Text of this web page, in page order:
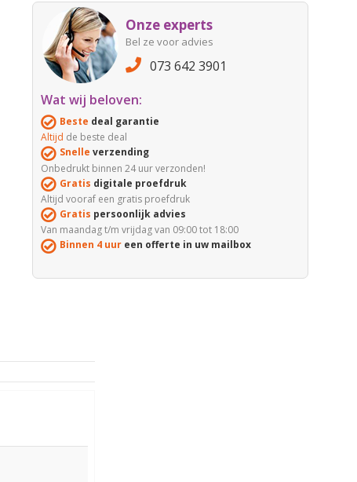
Onze experts
Bel ze voor advies
073 642 3901
Wat wij beloven:
Beste deal garantie
Altijd de beste deal
Snelle verzending
Onbedrukt binnen 24 uur verzonden!
Gratis digitale proefdruk
Altijd vooraf een gratis proefdruk
Gratis persoonlijk advies
Van maandag t/m vrijdag van 09:00 tot 18:00
Binnen 4 uureen offerte in uw mailbox